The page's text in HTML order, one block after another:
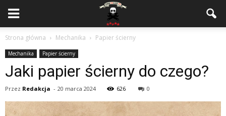
Strona główna Mechanika Papier ścierny
Mechanika Papier ścierny
Jaki papier ścierny do czego?
Przez Redakcja - 20 marca 2024 626 0